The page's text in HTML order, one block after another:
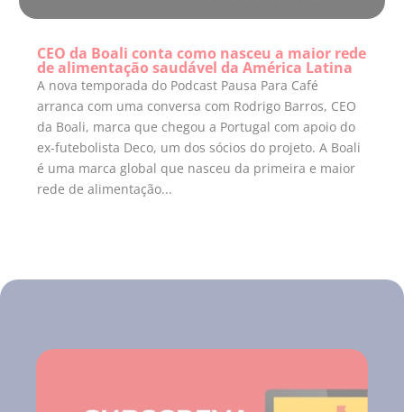
CEO da Boali conta como nasceu a maior rede
de alimentação saudável da América Latina
A nova temporada do Podcast Pausa Para Café
arranca com uma conversa com Rodrigo Barros, CEO
da Boali, marca que chegou a Portugal com apoio do
ex-futebolista Deco, um dos sócios do projeto. A Boali
é uma marca global que nasceu da primeira e maior
rede de alimentação...